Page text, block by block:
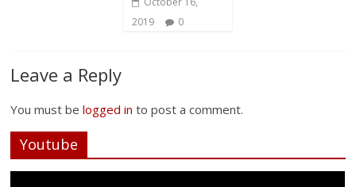
2019
0
Leave a Reply
You must belogged in to post a comment.
Youtube